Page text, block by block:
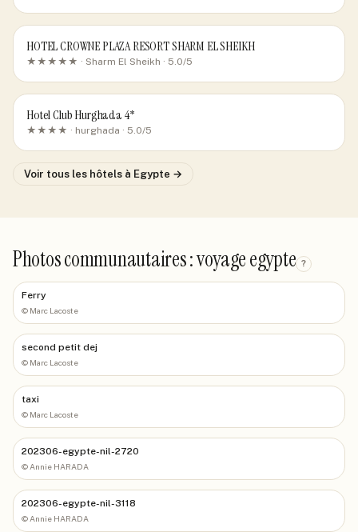
HOTEL CROWNE PLAZA RESORT SHARM EL SHEIKH
★★★★★ · Sharm El Sheikh · 5.0/5
Hotel Club Hurghada 4*
★★★★ · hurghada · 5.0/5
Voir tous les hôtels à Egypte →
Photos communautaires : voyage egypte ?
Ferry
© Marc Lacoste
second petit dej
© Marc Lacoste
taxi
© Marc Lacoste
202306-egypte-nil-2720
© Annie HARADA
202306-egypte-nil-3118
© Annie HARADA